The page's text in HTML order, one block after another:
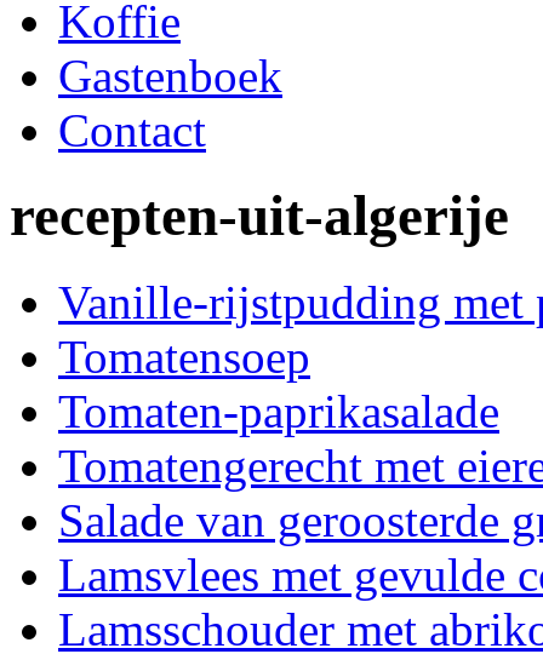
Koffie
Gastenboek
Contact
recepten-uit-algerije
Vanille-rijstpudding met
Tomatensoep
Tomaten-paprikasalade
Tomatengerecht met
Salade van geroosterde
Lamsvlees met gevulde
Lamsschouder met